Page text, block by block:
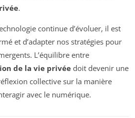
.
continue d’évoluer, il est
et d’adapter nos stratégies pour
L’équilibre entre
de la vie privée doit devenir une
collective sur la manière
avec le numérique.